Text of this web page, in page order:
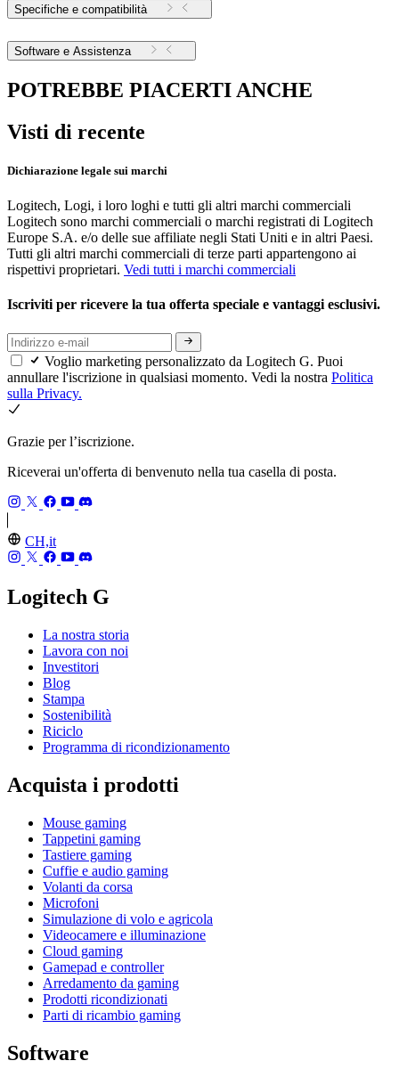
Specifiche e compatibilità
Software e Assistenza
POTREBBE PIACERTI ANCHE
Visti di recente
Dichiarazione legale sui marchi
Logitech, Logi, i loro loghi e tutti gli altri marchi commerciali
Logitech sono marchi commerciali o marchi registrati di Logitech
Europe S.A. e/o delle sue affiliate negli Stati Uniti e in altri Paesi.
Tutti gli altri marchi commerciali di terze parti appartengono ai
rispettivi proprietari. Vedi tutti i marchi commerciali
Iscriviti per ricevere la tua offerta speciale e vantaggi esclusivi.
Voglio marketing personalizzato da Logitech G. Puoi
annullare l'iscrizione in qualsiasi momento. Vedi la nostra Politica
sulla Privacy.
Grazie per l’iscrizione.
Riceverai un'offerta di benvenuto nella tua casella di posta.
CH,it
Logitech G
La nostra storia
Lavora con noi
Investitori
Blog
Stampa
Sostenibilità
Riciclo
Programma di ricondizionamento
Acquista i prodotti
Mouse gaming
Tappetini gaming
Tastiere gaming
Cuffie e audio gaming
Volanti da corsa
Microfoni
Simulazione di volo e agricola
Videocamere e illuminazione
Cloud gaming
Gamepad e controller
Arredamento da gaming
Prodotti ricondizionati
Parti di ricambio gaming
Software